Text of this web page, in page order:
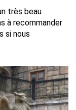
très beau
à recommander
si nous